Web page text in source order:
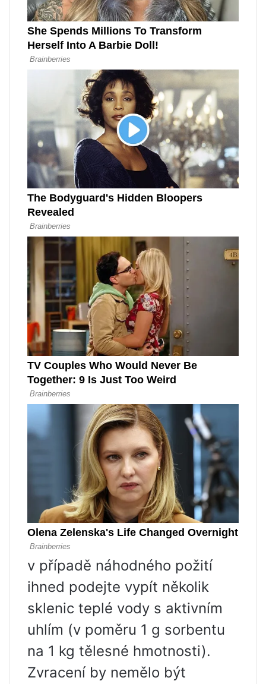
v případě náhodného požití
ihned podejte vypít několik
sklenic teplé vody s aktivním
uhlím (v poměru 1 g sorbentu
na 1 kg tělesné hmotnosti).
Zvracení by nemělo být